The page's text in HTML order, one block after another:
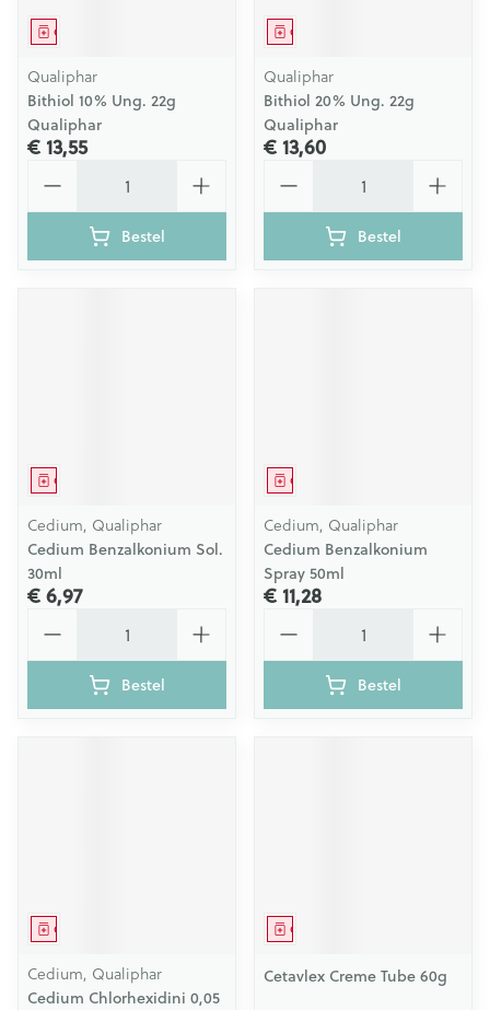
Geneesmiddel
Qualiphar
Bithiol 10% Ung. 22g
Qualiphar
€ 13,55
Bestel
Geneesmiddel
Qualiphar
Bithiol 20% Ung. 22g
Qualiphar
€ 13,60
Bestel
Geneesmiddel
Cedium, Qualiphar
Cedium Benzalkonium Sol.
30ml
€ 6,97
Bestel
Geneesmiddel
Cedium, Qualiphar
Cedium Benzalkonium
Spray 50ml
€ 11,28
Bestel
Geneesmiddel
Cedium, Qualiphar
Cedium Chlorhexidini 0,05
Geneesmiddel
Cetavlex Creme Tube 60g